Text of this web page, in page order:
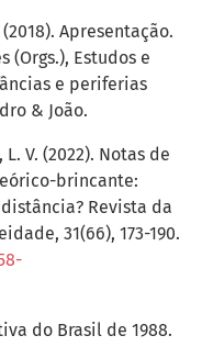
(2018). Apresentação.
(Orgs.), Estudos e
e periferias
& João.
V. (2022). Notas de
brincante:
Revista da
31(66), 173-190.
do Brasil de 1988.